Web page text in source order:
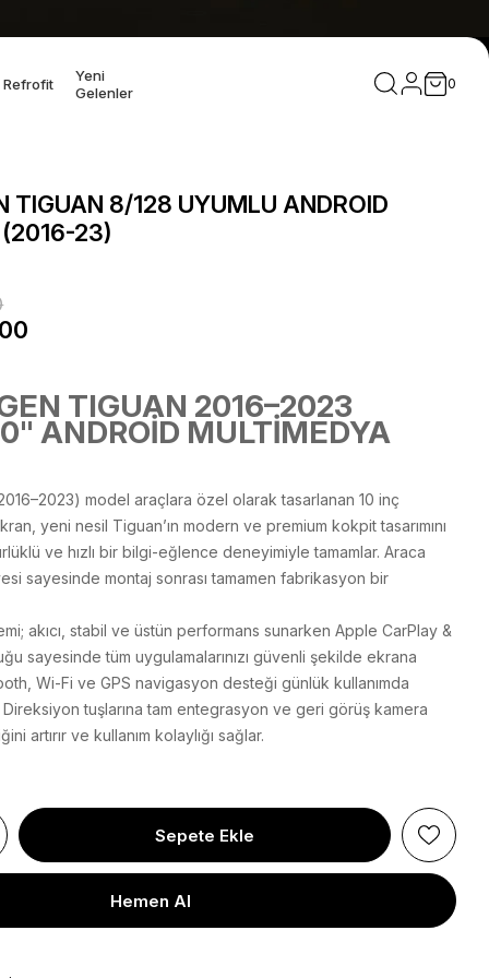
Refrofit
Yeni
Gelenler
0
TIGUAN 8/128 UYUMLU ANDROID
(2016-23)
TIGUAN 2016–2023
ANDROİD MULTİMEDYA
model araçlara özel olarak tasarlanan 10 inç
yeni nesil Tiguan’ın modern ve premium kokpit tasarımını
ve hızlı bir bilgi-eğlence deneyimiyle tamamlar. Araca
sayesinde montaj sonrası tamamen fabrikasyon bir
akıcı, stabil ve üstün performans sunarken Apple CarPlay &
sayesinde tüm uygulamalarınızı güvenli şekilde ekrana
Wi-Fi ve GPS navigasyon desteği günlük kullanımda
tuşlarına tam entegrasyon ve geri görüş kamera
artırır ve kullanım kolaylığı sağlar.